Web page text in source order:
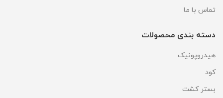
تماس با ما
دسته بندی محصولات
هیدروپونیک
کود
بستر کشت